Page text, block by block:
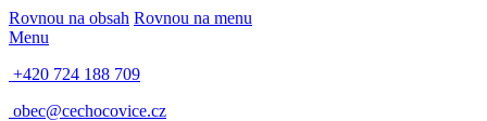
Rovnou na obsah Rovnou na menu
Menu
+420 724 188 709
obec@cechocovice.cz